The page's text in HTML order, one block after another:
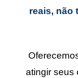
reais, não
atingir seus